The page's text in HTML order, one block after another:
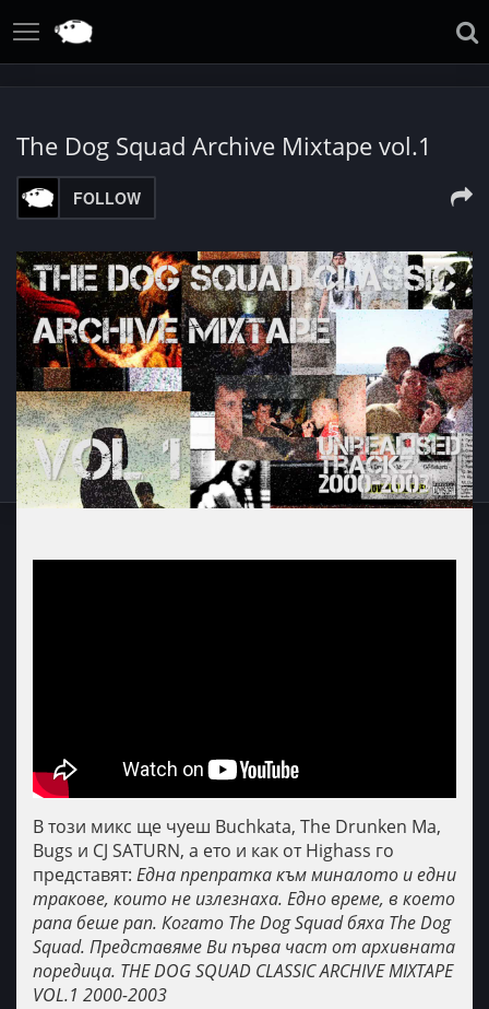
The Dog Squad Archive Mixtape vol.1
FOLLOW
В този микс ще чуеш Buchkata, The Drunken Ma,
Bugs и CJ SATURN, а ето и как от Highass го
представят: Една препратка към миналото и едни
тракове, които не излезнаха. Едно време, в което
рапа беше рап. Когато The Dog Squad бяха The Dog
Squad. Представяме Ви първа част от архивната
поредица. THE DOG SQUAD CLASSIC ARCHIVE MIXTAPE
VOL.1 2000-2003